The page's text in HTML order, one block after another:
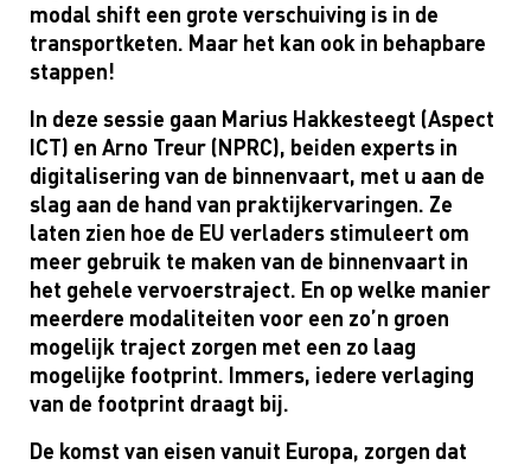
modal shift een grote verschuiving is in de
transportketen. Maar het kan ook in behapbare
stappen!
In deze sessie gaan Marius Hakkesteegt (Aspect
ICT) en Arno Treur (NPRC), beiden experts in
digitalisering van de binnenvaart, met u aan de
slag aan de hand van praktijkervaringen. Ze
laten zien hoe de EU verladers stimuleert om
meer gebruik te maken van de binnenvaart in
het gehele vervoerstraject. En op welke manier
meerdere modaliteiten voor een zo’n groen
mogelijk traject zorgen met een zo laag
mogelijke footprint. Immers, iedere verlaging
van de footprint draagt bij.
De komst van eisen vanuit Europa, zorgen dat